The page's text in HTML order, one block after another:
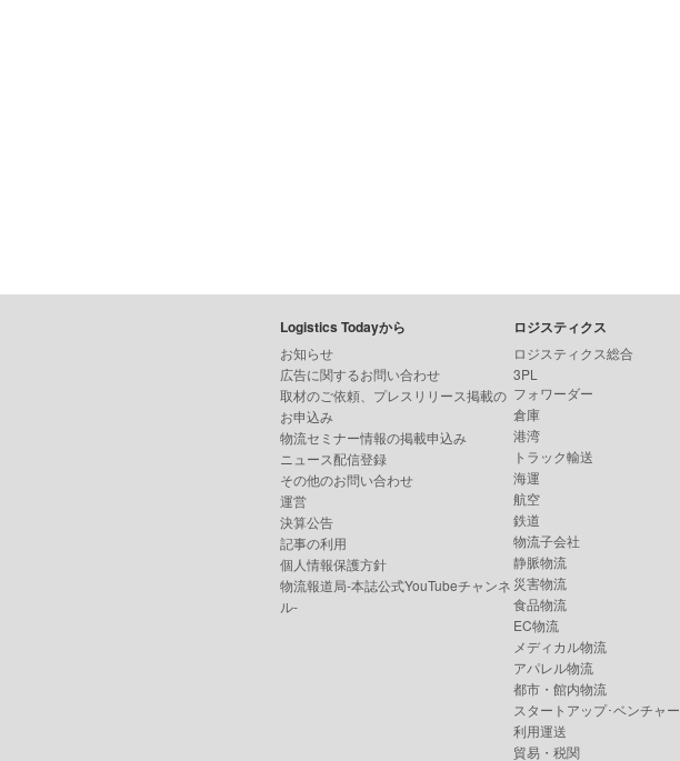
Logistics Todayから
お知らせ
広告に関するお問い合わせ
取材のご依頼、プレスリリース掲載の
お申込み
物流セミナー情報の掲載申込み
ニュース配信登録
その他のお問い合わせ
運営
決算公告
記事の利用
個人情報保護方針
物流報道局-本誌公式YouTubeチャンネ
ル-
ロジスティクス
ロジスティクス総合
3PL
フォワーダー
倉庫
港湾
トラック輸送
海運
航空
鉄道
物流子会社
静脈物流
災害物流
食品物流
EC物流
メディカル物流
アパレル物流
都市・館内物流
スタートアップ･ベンチャー
利用運送
貿易・税関